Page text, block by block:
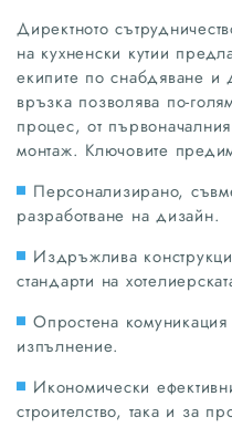
Директното
на кухненски кутии
екипите по снабдяване и
връзка позволява по-
процес, от
монтаж. Ключовите
Персонализирано,
разработване на дизайн.
Издръжлива
стандарти на
Опростена
изпълнение.
Икономически
строителство, така и за